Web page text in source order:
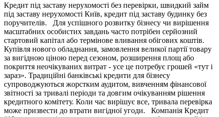
Кредит під заставу нерухомості без перевірки, швидкий займ
під заставу нерухомості Київ, кредит під заставу будинку без
поручителів. Для успішного розвитку бізнесу чи вирішення
масштабних особистих завдань часто потрібен серйозний
стартовий капітал або термінове вливання обігових коштів.
Купівля нового обладнання, замовлення великої партії товару
за вигідною ціною перед сезоном, розширення площ або
покриття неочікуваних витрат - усе це потребує грошей «тут і
зараз». Традиційні банківські кредити для бізнесу
супроводжуються жорстким аудитом, вивченням фінансової
звітності за тривалі періоди та довгим очікуванням рішення
кредитного комітету. Коли час вирішує все, тривала перевірка
може призвести до втрати вигідної угоди. Компанія Кредит